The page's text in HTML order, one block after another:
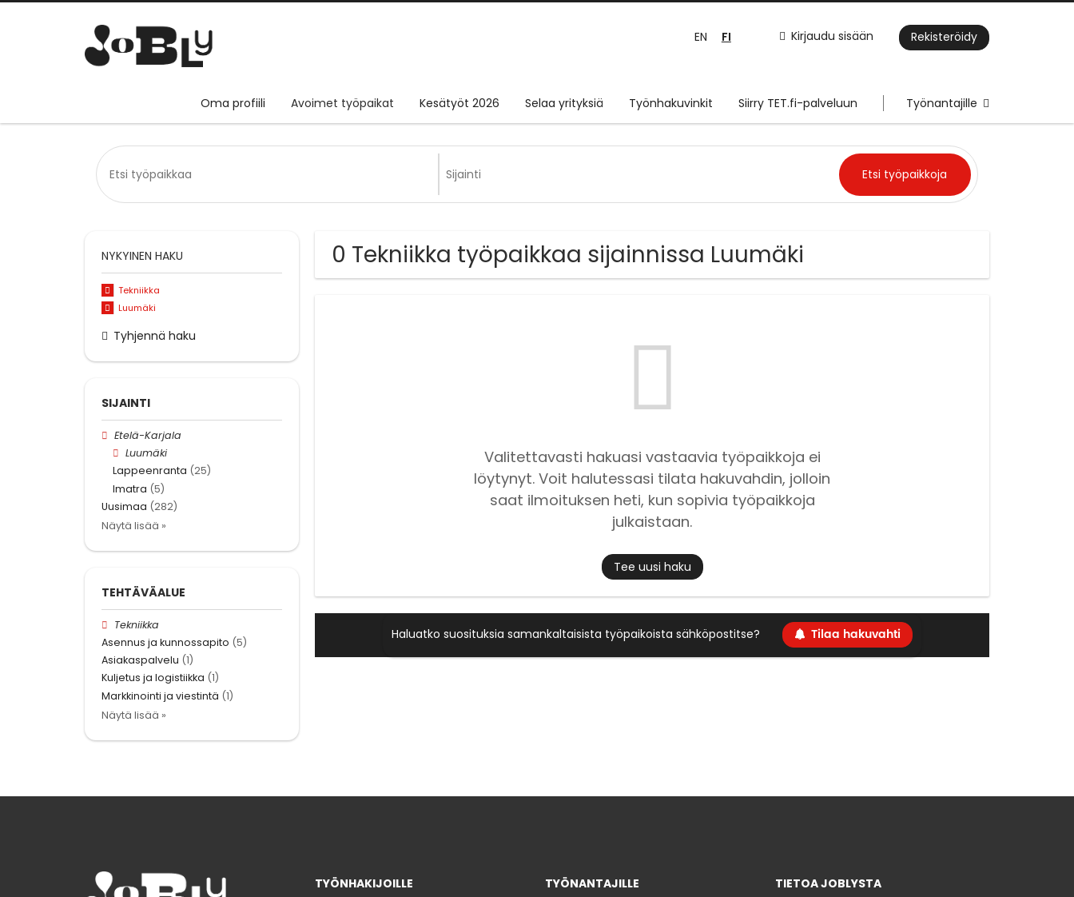
Kirjaudu sisään Rekisteröidy
EN FI
Oma profiili Avoimet työpaikat Kesätyöt 2026 Selaa yrityksiä Työnhakuvinkit Siirry TET.fi-palveluun Työnantajille
0 Tekniikka työpaikkaa sijainnissa Luumäki
Valitettavasti hakuasi vastaavia työpaikkoja ei
löytynyt. Voit halutessasi tilata hakuvahdin, jolloin
saat ilmoituksen heti, kun sopivia työpaikkoja
julkaistaan.
Tee uusi haku
Haluatko suosituksia samankaltaisista työpaikoista sähköpostitse? Tilaa hakuvahti
NYKYINEN HAKU
Tekniikka
Luumäki
Tyhjennä haku
SIJAINTI
Etelä-Karjala
Luumäki
Lappeenranta (25)
Imatra (5)
Uusimaa (282)
Näytä lisää »
TEHTÄVÄALUE
Tekniikka
Asennus ja kunnossapito (5)
Asiakaspalvelu (1)
Kuljetus ja logistiikka (1)
Markkinointi ja viestintä (1)
Näytä lisää »
TYÖNHAKIJOILLE TYÖNANTAJILLE TIETOA JOBLYSTA